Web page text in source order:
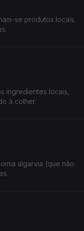
se produtos locais
ingredientes locais,
à colher.
algarvia (que não